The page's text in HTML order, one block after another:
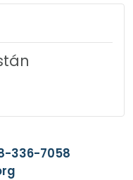
336-7058